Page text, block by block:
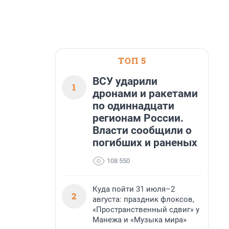
ТОП 5
1
ВСУ ударили
дронами и ракетами
по одиннадцати
регионам России.
Власти сообщили о
погибших и раненых
108 550
2
Куда пойти 31 июля–2
августа: праздник флоксов,
«Пространственный сдвиг» у
Манежа и «Музыка мира»